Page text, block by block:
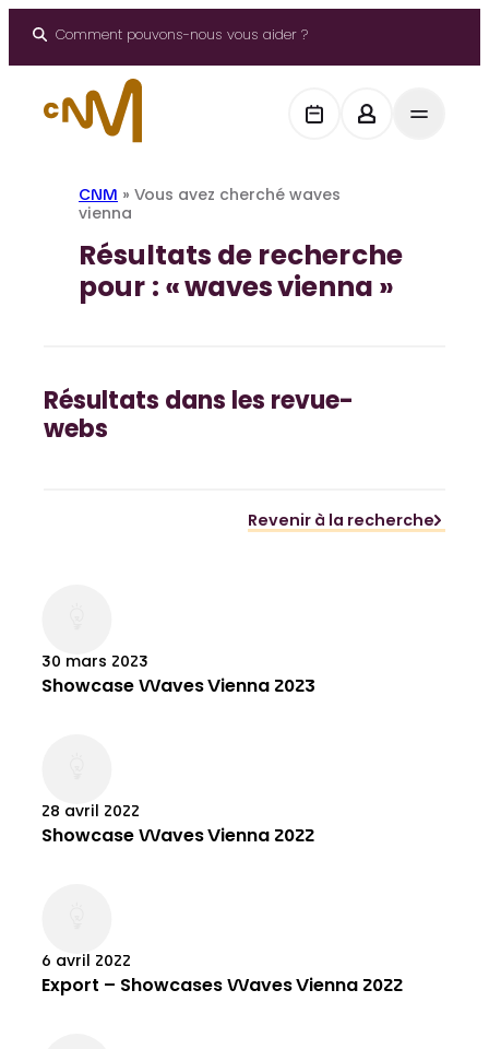
Panneau de gestion des cookies
Comment pouvons-nous vous aider ?
CNM » Vous avez cherché waves
vienna
Résultats de recherche
pour : « waves vienna »
Résultats dans les revue-
webs
Revenir à la recherche
30 mars 2023
Showcase Waves Vienna 2023
28 avril 2022
Showcase Waves Vienna 2022
6 avril 2022
Export – Showcases Waves Vienna 2022